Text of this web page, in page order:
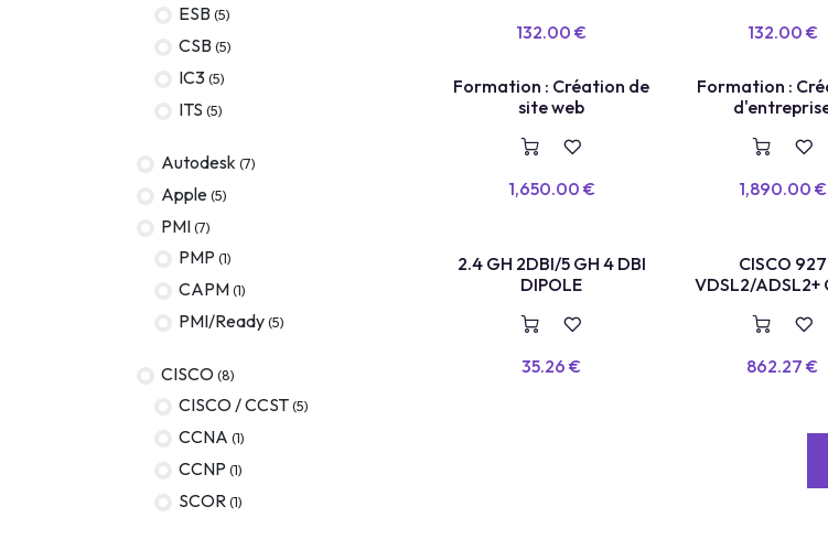
Meta
Versant
ESB (5)
CSB (5)
IC3 (5)
ITS (5)
Autodesk (7)
Apple (5)
PMI (7)
PMP (1)
CAPM (1)
PMI/Ready (5)
CISCO (8)
CISCO / CCST (5)
CCNA (1)
CCNP (1)
SCOR (1)
132.00 € 132.00 €
Formation : Création de
site web
1,650.00 €
Formation :
1,890.00 €
2.4 GH 2DBI/5 GH 4 DBI
DIPOLE
35.26 €
CISCO 927
VDSL2/ADSL2+
862.27 €